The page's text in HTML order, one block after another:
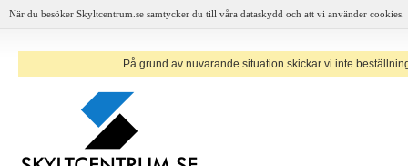
När du besöker Skyltcentrum.se samtycker du till våra dataskydd och att vi använder cookies.
På grund av nuvarande situation skickar vi inte